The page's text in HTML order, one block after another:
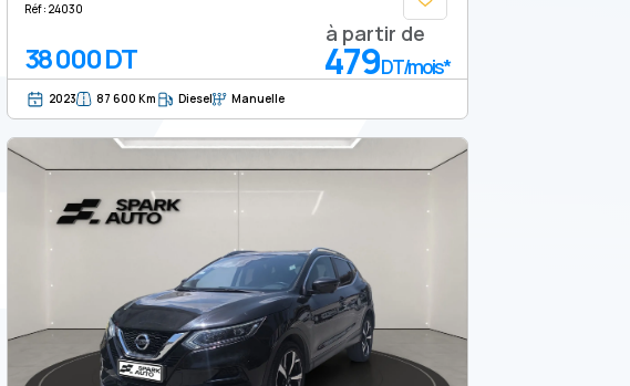
Réf : 24030
38 000 DT
à partir de
479DT/mois*
2023 87 600 Km Diesel Manuelle